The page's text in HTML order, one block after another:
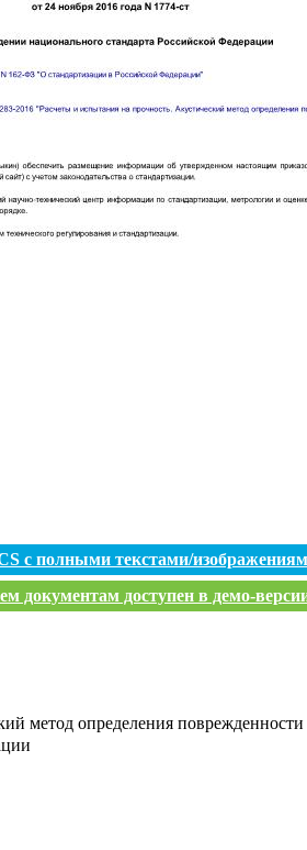
с полными текстами/
документам доступен в демо-
метод определения